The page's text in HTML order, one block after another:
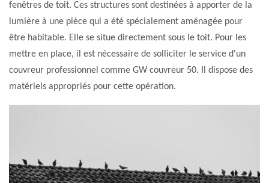
fenêtres de toit. Ces structures sont destinées à apporter de la
lumière à une pièce qui a été spécialement aménagée pour
être habitable. Elle se situe directement sous le toit. Pour les
mettre en place, il est nécessaire de solliciter le service d'un
couvreur professionnel comme GW couvreur 50. Il dispose des
matériels appropriés pour cette opération.